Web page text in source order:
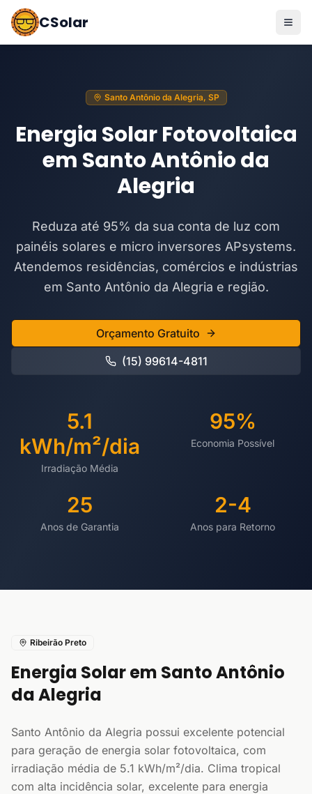
CSolar
Santo Antônio da Alegria, SP
Energia Solar Fotovoltaica
em Santo Antônio da
Alegria
Reduza até 95% da sua conta de luz com
painéis solares e micro inversores APsystems.
Atendemos residências, comércios e indústrias
em Santo Antônio da Alegria e região.
Orçamento Gratuito
(15) 99614-4811
5.1
kWh/m²/dia
Irradiação Média
95%
Economia Possível
25
Anos de Garantia
2-4
Anos para Retorno
Ribeirão Preto
Energia Solar em Santo Antônio
da Alegria
Santo Antônio da Alegria possui excelente potencial
para geração de energia solar fotovoltaica, com
irradiação média de 5.1 kWh/m²/dia. Clima tropical
com alta incidência solar, excelente para energia